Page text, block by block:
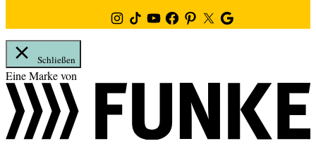
Instagram
TikTokYoutubeFacebook
PinterestTwitterGoogle
News
Schließen
Zum
Inhalt
springen
Eine Marke von